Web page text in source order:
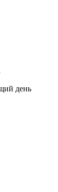
день